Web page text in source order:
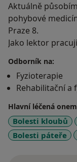
Aktuálně
pohybové
Praze 8.
Jako lektor
Odborník na:
Fyzioterapie
Rehabilitační a
Hlavní léčená
Bolesti kloubů
Bolesti páteře